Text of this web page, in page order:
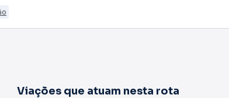
Viações que atuam nesta rota